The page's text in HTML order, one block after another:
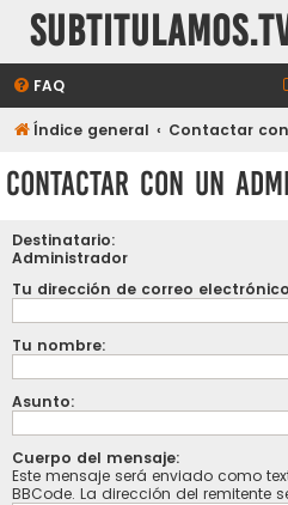
FAQ
Índice general Contactar
Contactar con un
Destinatario:
Administrador
Tu dirección de correo
Tu nombre:
Asunto:
Cuerpo del mensaje:
Este mensaje será enviado como
BBCode. La dirección del remitente